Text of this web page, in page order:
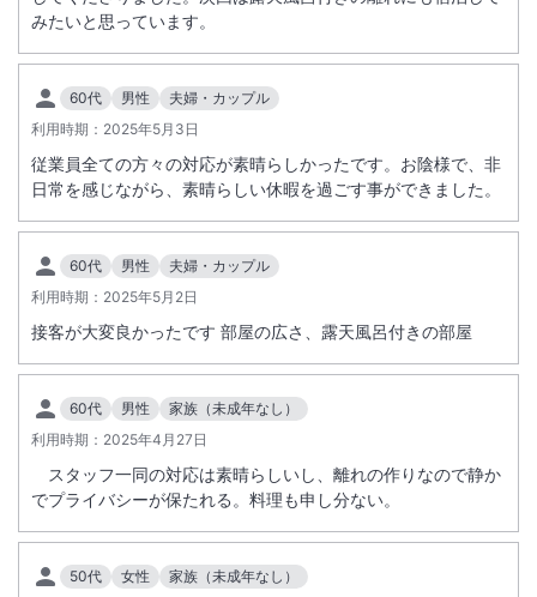
みたいと思っています。
60代 男性
夫婦・カップル
利用時期： 2025年5月3日
従業員全ての方々の対応が素晴らしかったです。お陰様で、非
日常を感じながら、素晴らしい休暇を過ごす事ができました。
60代 男性
夫婦・カップル
利用時期： 2025年5月2日
接客が大変良かったです 部屋の広さ、露天風呂付きの部屋
60代 男性
家族（未成年なし）
利用時期： 2025年4月27日
スタッフ一同の対応は素晴らしいし、離れの作りなので静か
でプライバシーが保たれる。料理も申し分ない。
50代 女性
家族（未成年なし）